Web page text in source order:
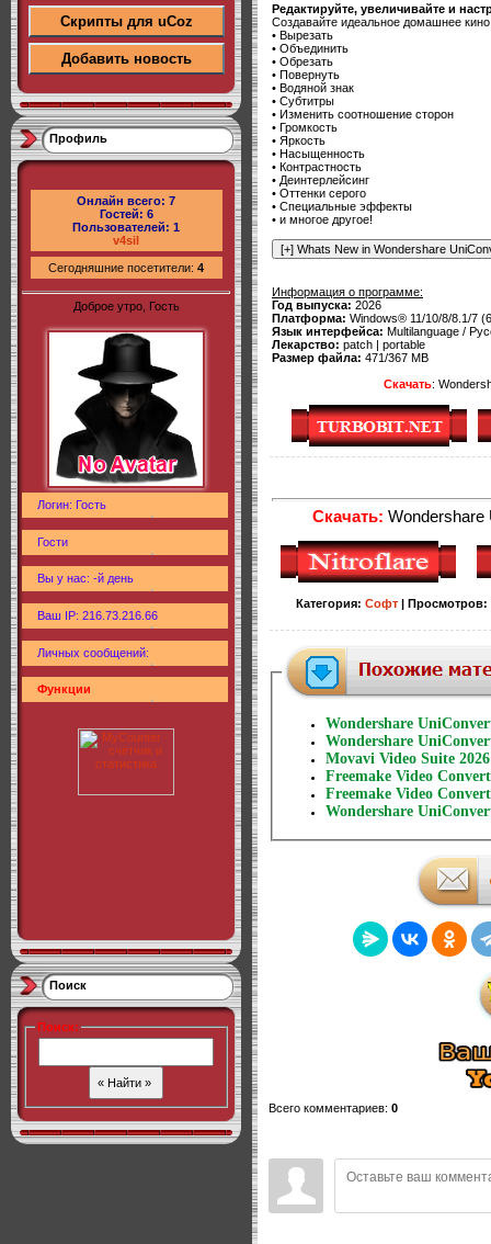
Скрипты для uCoz
Добавить новость
Профиль
Онлайн всего: 7
Гостей: 6
Пользователей: 1
v4sil
Сегодняшние посетители: 4
Доброе утро, Гость
Логин: Гость
Гости
Вы у нас: -й день
Ваш IP: 216.73.216.66
Личных сообщений:
Функции
Поиск
Поиск:
Редактируйте, увеличивайте и
Создавайте идеальное домашнее
• Вырезать
• Объединить
• Обрезать
• Повернуть
• Водяной знак
• Субтитры
• Изменить соотношение сторон
• Громкость
• Яркость
• Насыщенность
• Контрастность
• Деинтерлейсинг
• Оттенки серого
• Специальные эффекты
• и многое другое!
Информация о программе:
Год выпуска: 2026
Платформа: Windows® 11/10/8/8.1/7
Язык интерфейса: Multilanguage /
Лекарство: patch | portable
Размер файла: 471/367 MB
Скачать:
Скачать: Wondershare
Категория: Софт| Просмотров:
Wondershare
Wondershare
Movavi Video Suite
Freemake Video
Freemake Video
Wondershare
Всего комментариев: 0